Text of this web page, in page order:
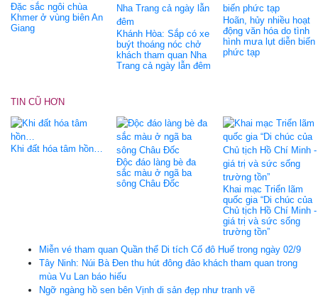
Đặc sắc ngôi chùa
Khmer ở vùng biên An
Giang
Khánh Hòa: Sắp có xe
buýt thoáng nóc chở
khách tham quan Nha
Trang cả ngày lẫn đêm
Hoãn, hủy nhiều hoạt
động văn hóa do tình
hình mưa lụt diễn biến
phức tạp
TIN CŨ HƠN
Khi đất hóa tâm hồn…
Độc đáo làng bè đa
sắc màu ở ngã ba
sông Châu Đốc
Khai mạc Triển lãm
quốc gia “Di chúc của
Chủ tịch Hồ Chí Minh -
giá trị và sức sống
trường tồn”
Miễn vé tham quan Quần thể Di tích Cố đô Huế trong ngày 02/9
Tây Ninh: Núi Bà Đen thu hút đông đảo khách tham quan trong
mùa Vu Lan báo hiếu
Ngỡ ngàng hồ sen bên Vịnh di sản đẹp như tranh vẽ